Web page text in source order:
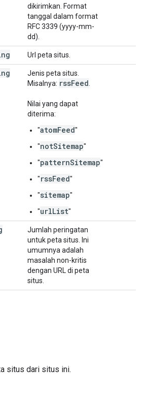
dikirimkan. Format
tanggal dalam format
RFC 3339 (yyyy-mm-
dd).
Url peta situs.
Jenis peta situs.
Misalnya: rssFeed
Nilai yang dapat
diterima:
"atomFeed"
"notSitemap"
"patternSitemap"
"rssFeed"
"sitemap"
"urlList"
Jumlah peringatan
untuk peta situs. Ini
umumnya adalah
masalah non-kritis
dengan URL di peta
situs.
situs dari situs ini.